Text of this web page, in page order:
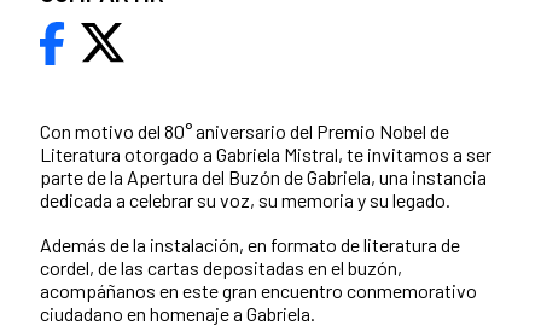
Con motivo del 80° aniversario del Premio Nobel de
Literatura otorgado a Gabriela Mistral, te invitamos a ser
parte de la Apertura del Buzón de Gabriela, una instancia
dedicada a celebrar su voz, su memoria y su legado.
Además de la instalación, en formato de literatura de
cordel, de las cartas depositadas en el buzón,
acompáñanos en este gran encuentro conmemorativo
ciudadano en homenaje a Gabriela.